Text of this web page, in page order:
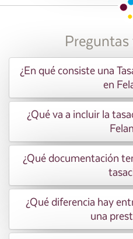
¿En qué consiste una
en
¿Qué va a incluir la
¿Qué documentación
¿Qué diferencia hay
una